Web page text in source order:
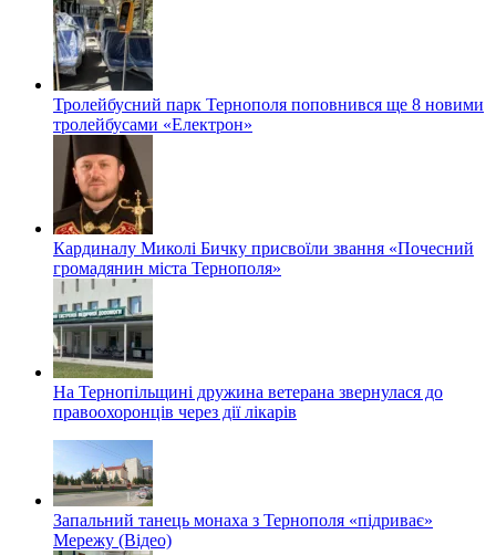
Тролейбусний парк Тернополя поповнився ще 8 новими
тролейбусами «Електрон»
Кардиналу Миколі Бичку присвоїли звання «Почесний
громадянин міста Тернополя»
На Тернопільщині дружина ветерана звернулася до
правоохоронців через дії лікарів
Запальний танець монаха з Тернополя «підриває»
Мережу (Відео)